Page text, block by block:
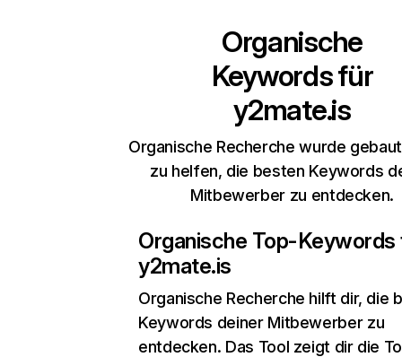
Organische
Keywords für
y2mate.is
Organische Recherche wurde
zu helfen, die besten Keywords
Mitbewerber zu entdecken.
Organische Top-Keywords
y2mate.is
Organische Recherche hilft dir, die
Keywords deiner Mitbewerber zu
entdecken. Das Tool zeigt dir die